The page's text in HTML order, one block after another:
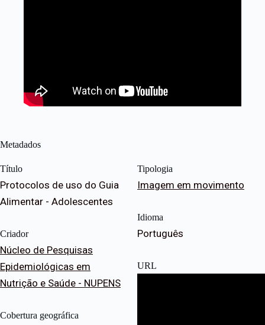
Metadados
Título
Protocolos de uso do Guia
Alimentar - Adolescentes
Criador
Núcleo de Pesquisas
Epidemiológicas em
Nutrição e Saúde - NUPENS
Cobertura geográfica
Tipologia
Imagem em movimento
Idioma
Português
URL